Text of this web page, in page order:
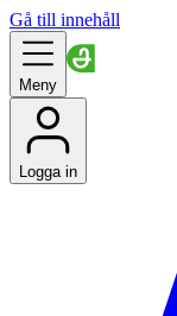
Gå till innehåll
Meny
Logga in